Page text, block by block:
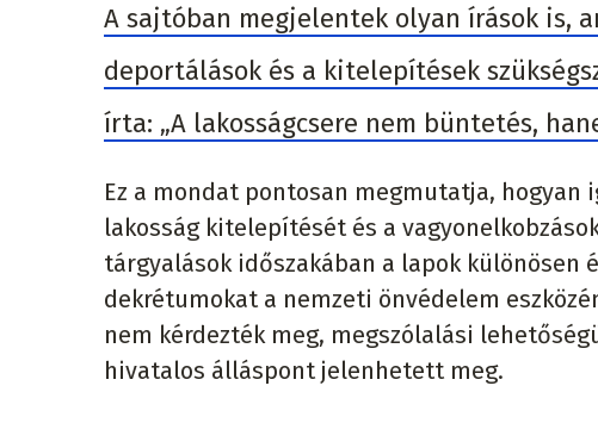
A sajtóban megjelentek olyan írások is,
deportálások és a kitelepítések
írta: „A lakosságcsere nem büntetés,
Ez a mondat pontosan megmutatja,
lakosság kitelepítését és a
tárgyalások időszakában a lapok különösen
dekrétumokat a nemzeti önvédelem
nem kérdezték meg, megszólalási
hivatalos álláspont jelenhetett meg.